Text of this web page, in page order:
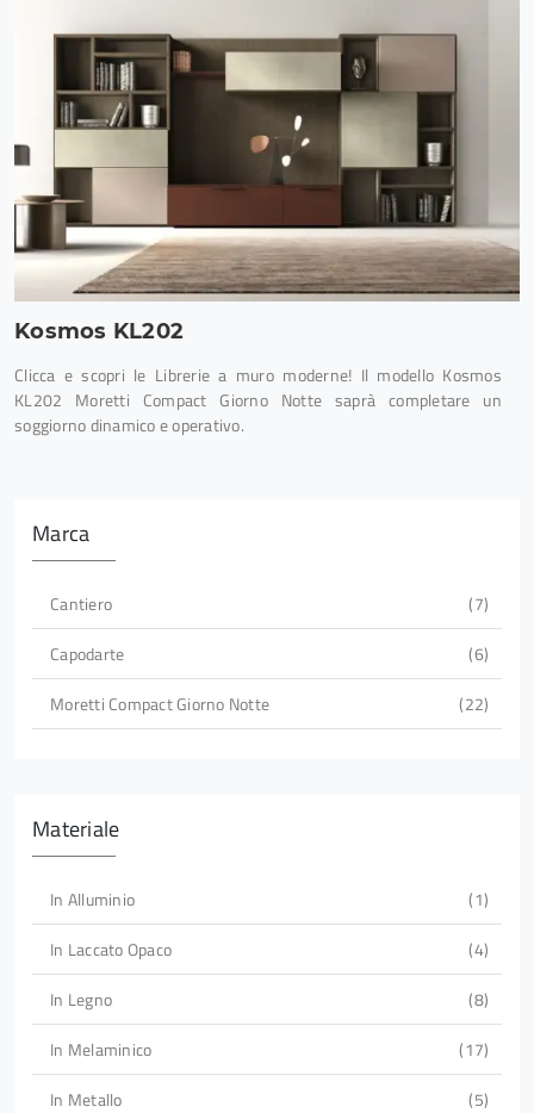
Marca
Cantiero
7
Capodarte
6
Moretti Compact Giorno Notte
22
Materiale
In Alluminio
1
In Laccato Opaco
4
In Legno
8
In Melaminico
17
In Metallo
5
Kosmos KL202
Clicca e scopri le Librerie a muro moderne! Il modello Kosmos
KL202 Moretti Compact Giorno Notte saprà completare un
soggiorno dinamico e operativo.